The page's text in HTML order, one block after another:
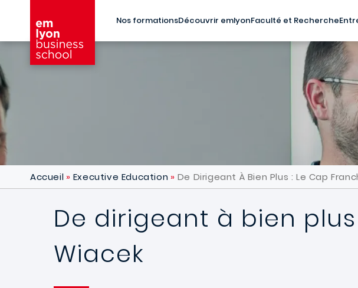
Nos formationsDécouvrir emlyonFaculté et Recherche
Accueil Executive Education De Dirigeant À Bien Plus : Le Cap
De dirigeant à bien
Wiacek